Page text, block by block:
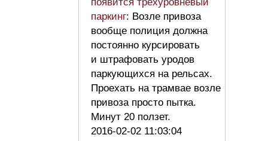
паркинг: Возле привоза
вообще полиция должна
постоянно курсировать
и штрафовать уродов
паркующихся на рельсах.
Проехать на трамвае возле
привоза просто пытка.
Минут 20 ползет.
2016-02-02 11:03:04